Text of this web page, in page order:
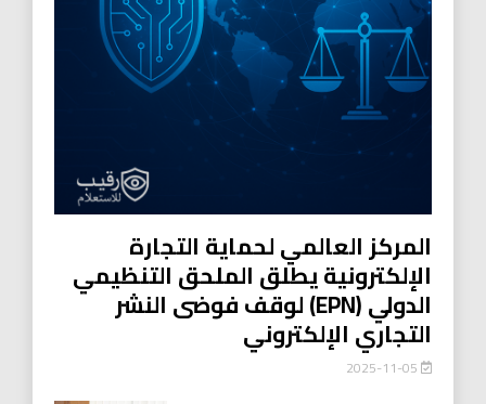
المركز العالمي لحماية التجارة
الإلكترونية يطلق الملحق التنظيمي
الدولي (EPN) لوقف فوضى النشر
التجاري الإلكتروني